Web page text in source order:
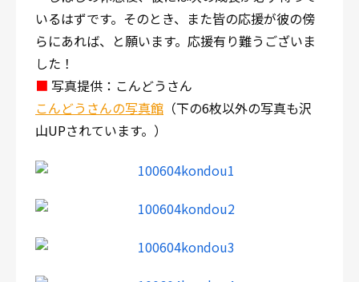
いるはずです。そのとき、また皆の応援が彼の傍
らにあれば、と願います。応援有り難うございま
した！
■ 写真提供：こんどうさん
こんどうさんの写真館 （下の6枚以外の写真も沢
山UPされています。）